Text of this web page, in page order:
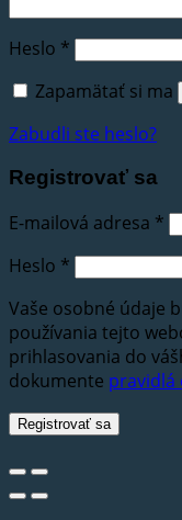
Heslo *
Zapamätať si ma
Zabudli ste heslo?
Registrovať sa
E-mailová adresa *
Heslo *
Vaše osobné údaje
používania tejto
prihlasovania do
dokumente pravidlá
Registrovať sa